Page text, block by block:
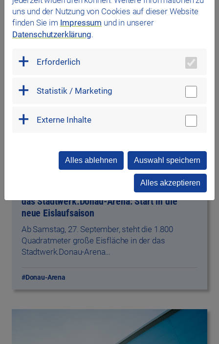
#Donau-Arena
das Stadtwerk.Donau-Arena: Start in die
neue Eislaufsaison
Ab Samstag, 27. September, steht die 1.800
Quadratmeter große Eisfläche in der das
Stadtwerk.Donau-Arena…
#Donau-Arena
uns und der Nutzung von Cookies auf dieser Website
finden Sie im Impressum und in unserer
Datenschutzerklärung.
Erforderlich
Statistik / Marketing
Externe Inhalte
Alles ablehnen Auswahl speichern
Alles akzeptieren